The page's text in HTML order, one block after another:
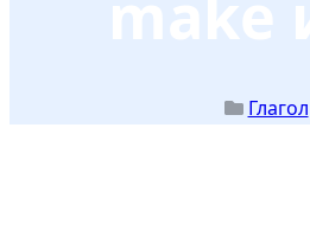
Глагол